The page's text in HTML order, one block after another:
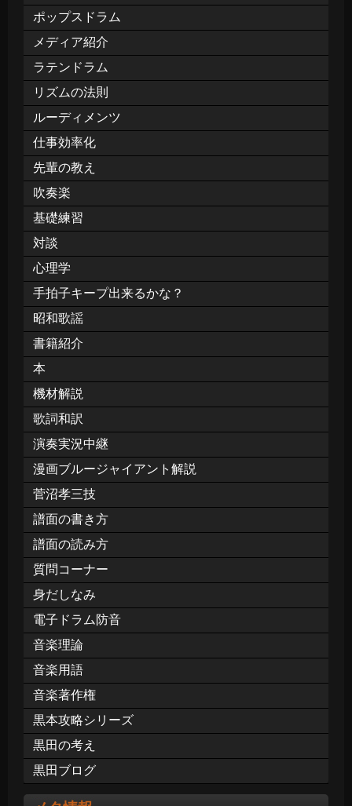
ポップスドラム
メディア紹介
ラテンドラム
リズムの法則
ルーディメンツ
仕事効率化
先輩の教え
吹奏楽
基礎練習
対談
心理学
手拍子キープ出来るかな？
昭和歌謡
書籍紹介
本
機材解説
歌詞和訳
演奏実況中継
漫画ブルージャイアント解説
菅沼孝三技
譜面の書き方
譜面の読み方
質問コーナー
身だしなみ
電子ドラム防音
音楽理論
音楽用語
音楽著作権
黒本攻略シリーズ
黒田の考え
黒田ブログ